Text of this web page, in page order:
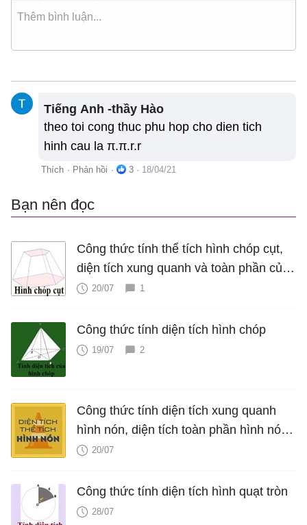
Tiếng Anh -thầy Hào
theo toi cong thuc phu hop cho dien tich
hinh cau la π.π.r.r
Thích · Phản hồi · 3 · 18/04/21
Bạn nên đọc
Công thức tính thể tích hình chóp cụt,
diện tích xung quanh và toàn phần của
hình chóp cụt
20/07 1
Công thức tính diện tích hình chóp
19/07 2
Công thức tính diện tích xung quanh
hình nón, diện tích toàn phần hình nón,
thể tích hình nón, V nón
20/07
Công thức tính diện tích hình quạt tròn
28/07